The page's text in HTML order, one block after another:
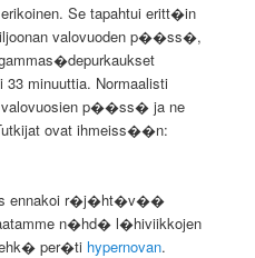
Se tapahtui eritt�in
valovuoden p��ss�,
minuuttia. Normaalisti
valovuosien p��ss� ja ne
ovat ihmeiss��n:
ennakoi r�j�ht�v��
n�hd� l�hiviikkojen
per�ti hypernovan.